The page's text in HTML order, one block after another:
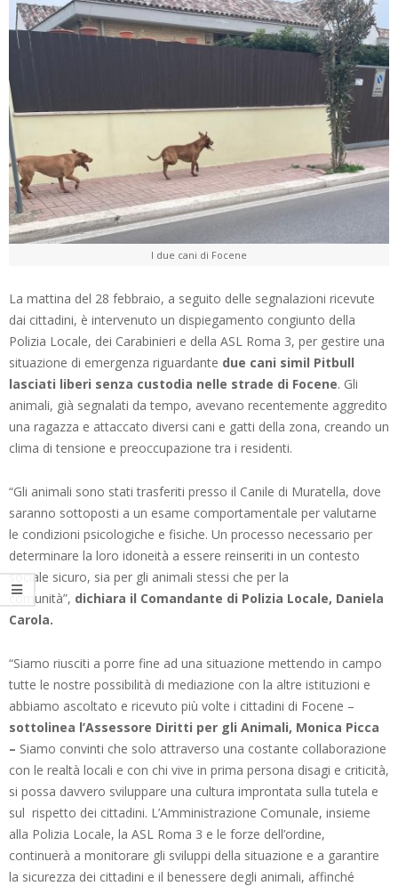
I due cani di Focene
La mattina del 28 febbraio, a seguito delle segnalazioni ricevute
dai cittadini, è intervenuto un dispiegamento congiunto della
Polizia Locale, dei Carabinieri e della ASL Roma 3, per gestire una
situazione di emergenza riguardante due cani simil Pitbull
lasciati liberi senza custodia nelle strade di Focene. Gli
animali, già segnalati da tempo, avevano recentemente aggredito
una ragazza e attaccato diversi cani e gatti della zona, creando un
clima di tensione e preoccupazione tra i residenti.
“Gli animali sono stati trasferiti presso il Canile di Muratella, dove
saranno sottoposti a un esame comportamentale per valutarne
le condizioni psicologiche e fisiche. Un processo necessario per
determinare la loro idoneità a essere reinseriti in un contesto
sociale sicuro, sia per gli animali stessi che per la
comunità”, dichiara il Comandante di Polizia Locale, Daniela
Carola.
“Siamo riusciti a porre fine ad una situazione mettendo in campo
tutte le nostre possibilità di mediazione con la altre istituzioni e
abbiamo ascoltato e ricevuto più volte i cittadini di Focene –
sottolinea l’Assessore Diritti per gli Animali, Monica Picca
– Siamo convinti che solo attraverso una costante collaborazione
con le realtà locali e con chi vive in prima persona disagi e criticità,
si possa davvero sviluppare una cultura improntata sulla tutela e
sul rispetto dei cittadini. L’Amministrazione Comunale, insieme
alla Polizia Locale, la ASL Roma 3 e le forze dell’ordine,
continuerà a monitorare gli sviluppi della situazione e a garantire
la sicurezza dei cittadini e il benessere degli animali, affinché